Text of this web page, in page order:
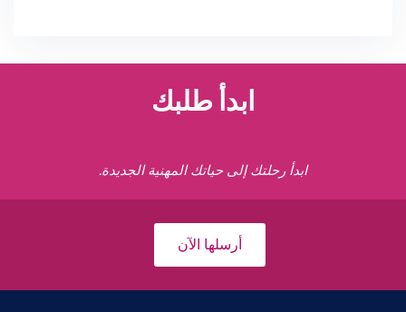
ابدأ طلبك
ابدأ رحلتك إلى حياتك المهنية الجديدة.
أرسلها الآن